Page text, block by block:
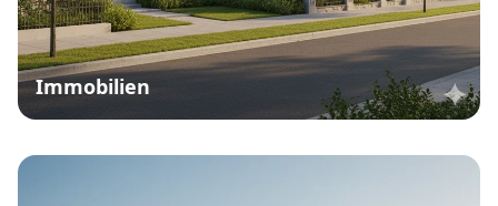
Immobilien